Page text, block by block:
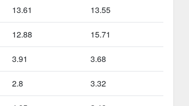
13.61 13.55
12.88 15.71
3.91 3.68
2.8 3.32